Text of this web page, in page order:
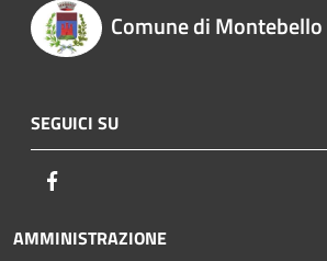
Comune di
SEGUICI SU
AMMINISTRAZIONE